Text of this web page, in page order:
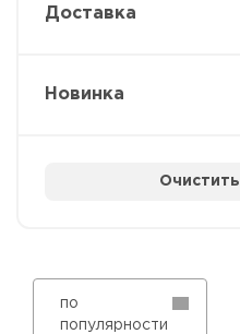
Доставка
Новинка
Очистить
по
популярности